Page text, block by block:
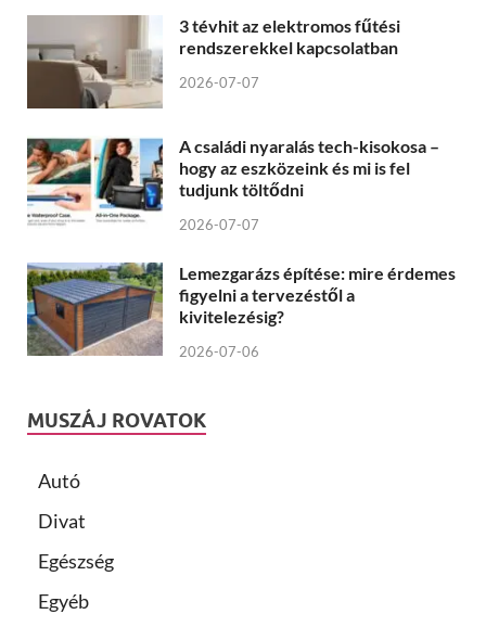
3 tévhit az elektromos fűtési
rendszerekkel kapcsolatban
2026-07-07
A családi nyaralás tech-kisokosa –
hogy az eszközeink és mi is fel
tudjunk töltődni
2026-07-07
Lemezgarázs építése: mire érdemes
figyelni a tervezéstől a
kivitelezésig?
2026-07-06
MUSZÁJ ROVATOK
Autó
Divat
Egészség
Egyéb